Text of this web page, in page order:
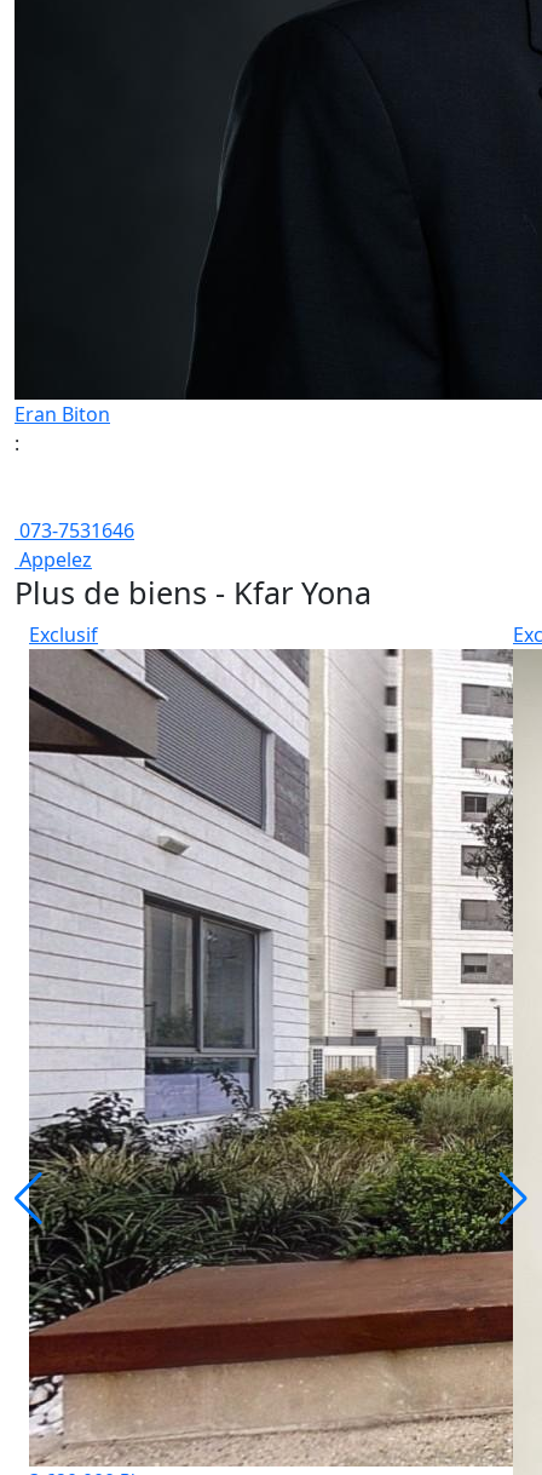
Eran Biton
:
073-7531646
Appelez
Plus de biens - Kfar Yona
Exclusif